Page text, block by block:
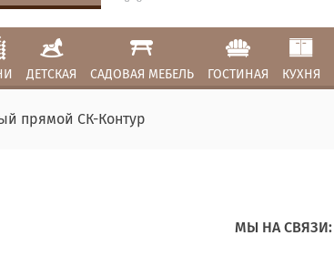
ДЕТСКАЯ САДОВАЯ МЕБЕЛЬ ГОСТИНАЯ КУХНЯ
прямой СК-Контур
МЫ НА СВЯЗИ: